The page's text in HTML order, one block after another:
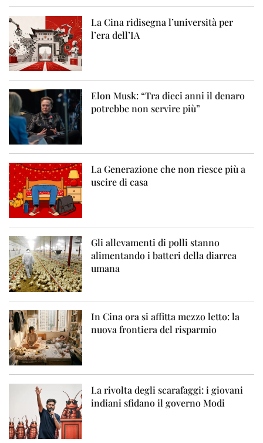
La Cina ridisegna l’università per
l’era dell’IA
Elon Musk: “Tra dieci anni il denaro
potrebbe non servire più”
La Generazione che non riesce più a
uscire di casa
Gli allevamenti di polli stanno
alimentando i batteri della diarrea
umana
In Cina ora si affitta mezzo letto: la
nuova frontiera del risparmio
La rivolta degli scarafaggi: i giovani
indiani sfidano il governo Modi